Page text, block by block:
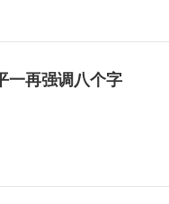
一再强调八个字